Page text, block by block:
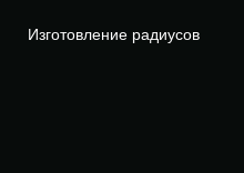
Изготовление радиусов